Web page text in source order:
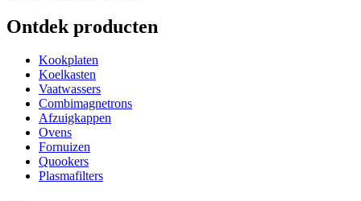
Ontdek producten
Kookplaten
Koelkasten
Vaatwassers
Combimagnetrons
Afzuigkappen
Ovens
Fornuizen
Quookers
Plasmafilters